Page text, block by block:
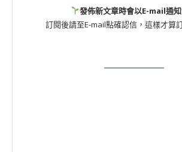
發佈新文章時會以E-mail通
訂閱後請至E-mail點確認信，這樣才算